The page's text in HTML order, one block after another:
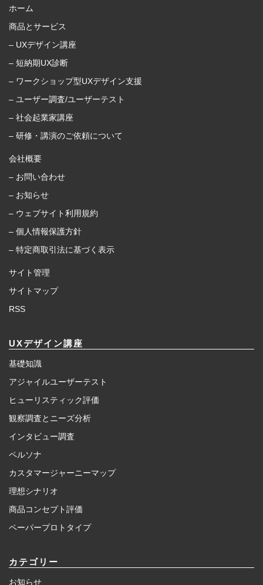
ホーム
商品とサービス
– UXデザイン講座
– 短納期UX診断
– ワークショップ型UXデザイン支援
– ユーザー調査/ユーザーテスト
– 社会起業家講座
– 研修・講演のご依頼について
会社概要
– お問い合わせ
– お知らせ
– ウェブサイト利用規約
– 個人情報保護方針
– 特定商取引法に基づく表示
サイト管理
サイトマップ
RSS
UXデザイン講座
基礎知識
アジャイルユーザーテスト
ヒューリスティック評価
観察調査とニーズ分析
インタビュー調査
ペルソナ
カスタマージャーニーマップ
理想シナリオ
商品コンセプト評価
ペーパープロトタイプ
カテゴリー
お知らせ